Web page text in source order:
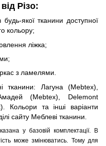
Різо:
якої тканини доступної
кольору;
ліжка;
з ламелями.
тканини: Лагуна (Mebtex),
(Mebtex), Delemont
Кольори та інші варіанти
сайту Меблеві тканини
у базовій комплектації. В
може змінюватись. Тому для